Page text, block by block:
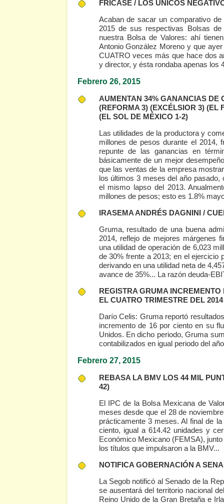
FRICASÉ / LOS ÚNICOS
Acaban de sacar un comparativo
2015 de sus respectivas Bolsas
nuestra Bolsa de Valores: ahí
Antonio González Moreno y que
CUATRO veces más que hace dos
y director, y ésta rondaba apenas los
Febrero 26, 2015
AUMENTAN 34% GANANCIAS DE
(REFORMA 3) (EXCÉLSIOR 3) (EL
(EL SOL DE MÉXICO 1-2)
Las utilidades de la productora y
millones de pesos durante el 2014,
repunte de las ganancias en
básicamente de un mejor
que las ventas de la empresa
los últimos 3 meses del año
el mismo lapso del 2013.
millones de pesos; esto es 1.8%
IRASEMA ANDRÉS DAGNINI /
Gruma, resultado de una buena
2014, reflejo de mejores márgenes
una utilidad de operación de 6,023
de 30% frente a 2013; en el ejercicio
derivando en una utilidad neta de
avance de 35%... La razón deuda-
REGISTRA GRUMA
EL CUATRO TRIMESTRE DEL
Darío Celis: Gruma reportó
incremento de 16 por ciento en su
Unidos. En dicho periodo, Gruma
contabilizados en igual periodo del
Febrero 27, 2015
REBASA LA BMV LOS 44 MIL
42)
El IPC de la Bolsa Mexicana de
meses desde que el 28 de
prácticamente 3 meses. Al final de
ciento, igual a 614.42 unidades y
Económico Mexicano (FEMSA),
los títulos que impulsaron a la BMV...
NOTIFICA GOBERNACIÓN A
La Segob notificó al Senado de la
se ausentará del territorio nacional
Reino Unido de la Gran Bretaña e